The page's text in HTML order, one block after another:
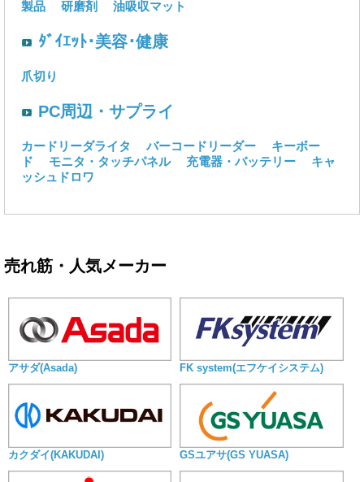
製品 研磨剤 油吸収マット
ﾀﾞｲｴｯﾄ･美容･健康
爪切り
PC周辺・サプライ
カードリーダライタ バーコードリーダー
キーボー
ド
モニタ・タッチパネル 充電器・バッテリー
キャ
ッシュドロワ
売れ筋・人気メーカー
アサダ(Asada) FK system(エフケイシステム)
カクダイ(KAKUDAI) GSユアサ(GS YUASA)